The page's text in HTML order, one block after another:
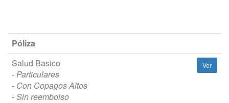
Póliza
Salud Basico
- Particulares
- Con Copagos Altos
- Sin reembolso
Ver